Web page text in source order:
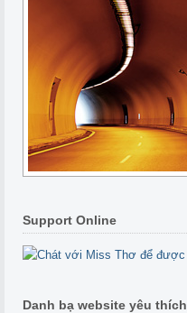
Support Online
Danh bạ website yêu thích